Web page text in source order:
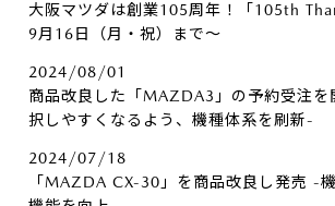
大阪マツダは創業105周年！「105th
9月16日（月・祝）まで～
2024/08/01
商品改良した「MAZDA3」の予約受注
択しやすくなるよう、機種体系を刷新-
2024/07/18
「MAZDA CX-30」を商品改良し発売 -